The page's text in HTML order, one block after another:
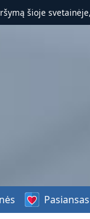
šioje
Pasiansas